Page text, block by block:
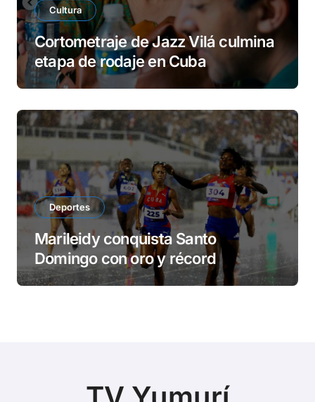
Cultura
Cortometraje de Jazz Vilá culmina
etapa de rodaje en Cuba
Deportes
Marileidy conquista Santo
Domingo con oro y récord